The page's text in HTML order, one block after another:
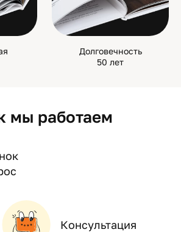
Долговечность
50 лет
мы работаем
Консультация